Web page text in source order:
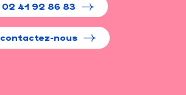
02 41 92 86 83
contactez-nous